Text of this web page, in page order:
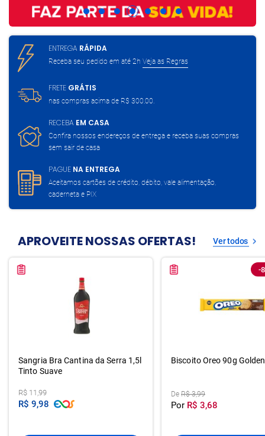
ENTREGA RÁPIDA
Receba seu pedido em até 2h Veja as Regras
FRETE GRÁTIS
nas compras acima de R$ 300,00.
RECEBA EM CASA
Confira nossos endereços de entrega e receba suas compras
sem sair de casa
PAGUE NA ENTREGA
Aceitamos cartões de crédito, débito, vale alimentação,
caderneta e PIX
APROVEITE NOSSAS OFERTAS! Ver todos
Sangria Bra Cantina da Serra 1,5l
Tinto Suave
R$ 11,99
R$ 9,98
-
Biscoito Oreo 90g Golden
De R$ 3,99
Por R$ 3,68